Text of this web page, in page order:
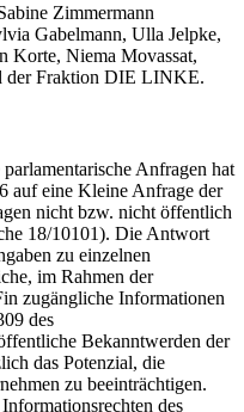
Zimmermann
Gabelmann, Ulla Jelpke,
Korte, Niema Movassat,
der Fraktion DIE LINKE.
Anfragen hat
auf eine Kleine Anfrage der
nicht bzw. nicht öffentlich
18/10101). Die Antwort
zu einzelnen
im Rahmen der
zugängliche Informationen
des
Bekanntwerden der
das Potenzial, die
zu beeinträchtigen.
des